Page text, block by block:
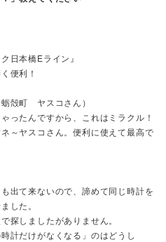
日本橋Eライン』
便利！
殻町 ヤスコさん）
ったんですから、これはミラクル！
～ヤスコさん。便利に使えて最高で
出て来ないので、諦めて同じ時計を
した。
探しましたがありません。
計だけがなくなる」のはどうし